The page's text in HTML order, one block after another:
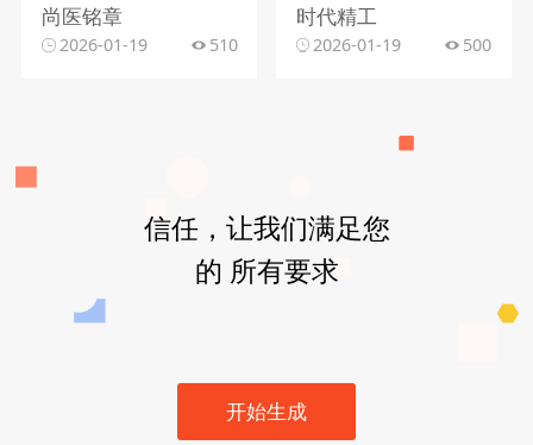
尚医铭章
2026-01-19 510
时代精工
2026-01-19 500
信任，让我们满足您
的 所有要求
开始生成